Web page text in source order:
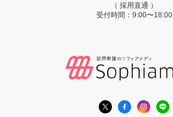
（ 採用直通 ）
受付時間：9:00〜18:00